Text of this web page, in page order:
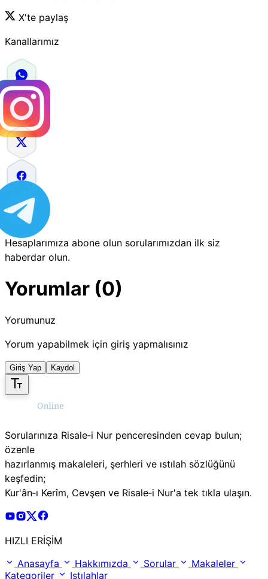
X'te paylaş
Kanallarımız
Hesaplarımıza abone olun sorularımızdan ilk siz
haberdar olun.
Yorumlar (0)
Yorumunuz
Yorum yapabilmek için giriş yapmalısınız
Giriş Yap Kaydol
Sorularınıza Risale‑i Nur penceresinden cevap bulun;
özenle
hazırlanmış makaleleri, şerhleri ve ıstılah sözlüğünü
keşfedin;
Kur'ân‑ı Kerîm, Cevşen ve Risale‑i Nur'a tek tıkla ulaşın.
Risale Online Youtube Hesabı
Risale Online Instagram Hesabı
Risale Online X Hesabı
HIZLI ERİŞİM
Anasayfa
Hakkımızda Sorular
Makaleler
Kategoriler
Istılahlar